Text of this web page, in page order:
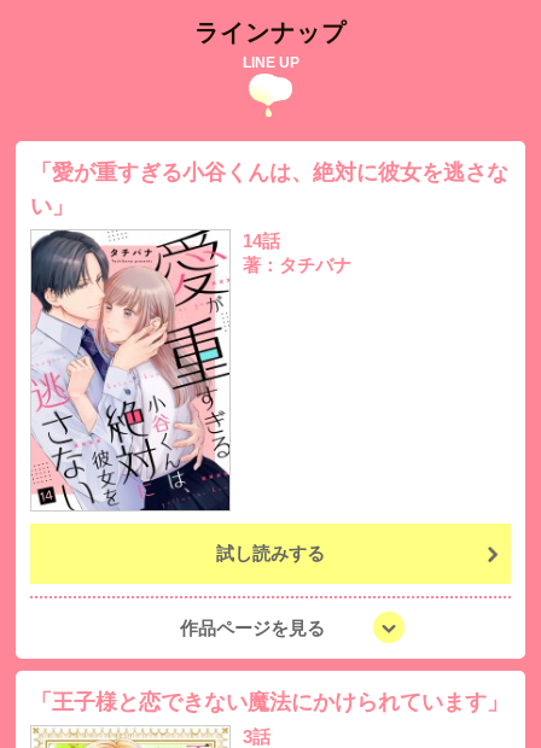
ラインナップ
LINE UP
「愛が重すぎる小谷くんは、絶対に彼女を逃さな
い」
14話
著：タチバナ
試し読みする
作品ページを見る
「王子様と恋できない魔法にかけられています」
3話